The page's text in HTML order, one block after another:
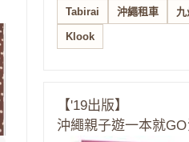
Tabirai 沖繩租車
Klook
【'19出版】
沖繩親子遊一本就GO